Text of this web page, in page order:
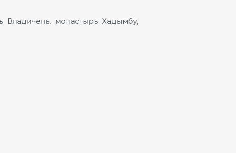
Владичень, монастырь Хадымбу,